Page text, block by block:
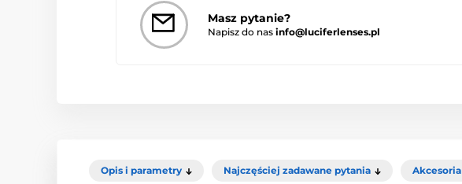
Masz pytanie?
Napisz do nas info@luciferlenses.pl
Opis i parametry Najczęściej zadawane pytania Akcesoria